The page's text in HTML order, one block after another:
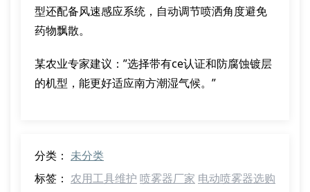
型还配备风速感应系统，自动调节喷洒角度避免
药物飘散。
某农业专家建议：”选择带有ce认证和防腐蚀镀层
的机型，能更好适应南方潮湿气候。”
分类： 未分类
标签： 农用工具维护 喷雾器厂家 电动喷雾器选购